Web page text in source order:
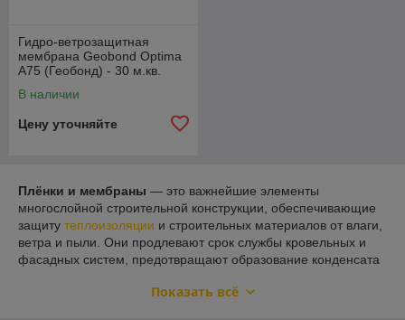
Гидро-ветрозащитная
мембрана Geobond Optima
A75 (Геобонд) - 30 м.кв.
В наличии
Цену уточняйте
Плёнки и мембраны — это важнейшие элементы
многослойной строительной конструкции, обеспечивающие
защиту теплоизоляции и строительных материалов от влаги,
ветра и пыли. Они продлевают срок службы кровельных и
фасадных систем, предотвращают образование конденсата
Показать всё